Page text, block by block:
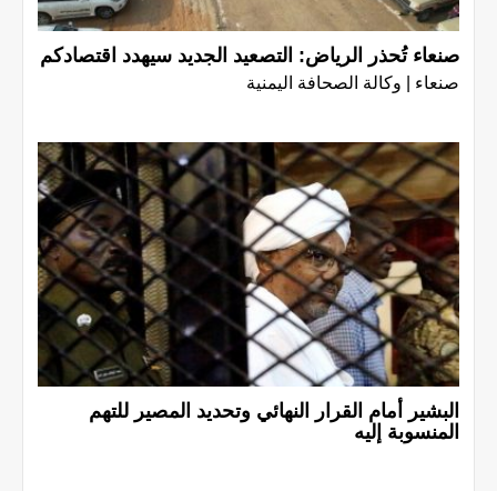
صنعاء تُحذر الرياض: التصعيد الجديد سيهدد اقتصادكم
صنعاء | وكالة الصحافة اليمنية
البشير أمام القرار النهائي وتحديد المصير للتهم
المنسوبة إليه